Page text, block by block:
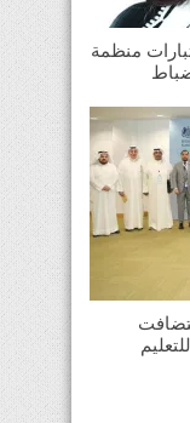
منظمة